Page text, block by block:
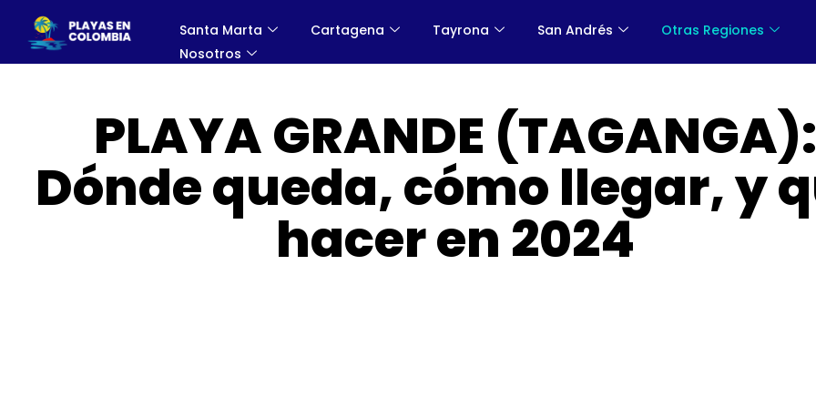
Santa Marta Cartagena Tayrona San Andrés
Otras Regiones
Nosotros
PLAYA GRANDE (TAGANGA):
Dónde queda, cómo llegar, y
hacer en 2024